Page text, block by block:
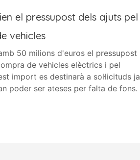
el pressupost dels ajuts pel
vehicles
50 milions d'euros el pressupost
de vehicles elèctrics i pel
import es destinarà a sol·licituds ja
poder ser ateses per falta de fons.